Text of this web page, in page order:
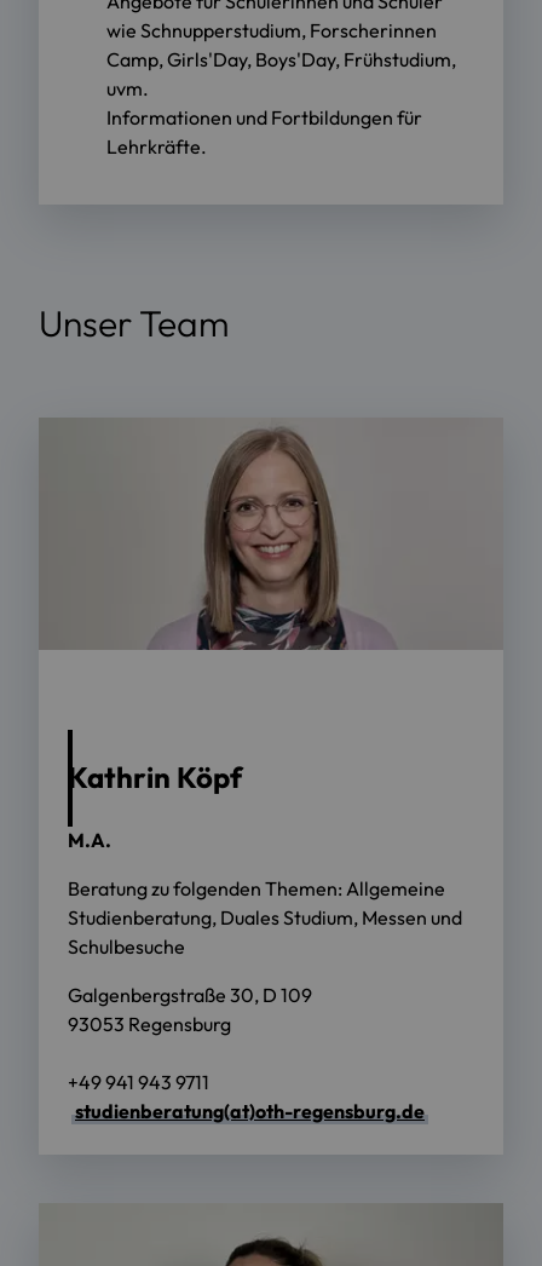
wie Schnupperstudium, Forscherinnen
Camp, Girls'Day, Boys'Day, Frühstudium,
uvm.
Informationen und Fortbildungen für
Lehrkräfte.
Unser Team
Kathrin Köpf
M.A.
Beratung zu folgenden Themen: Allgemeine
Studienberatung, Duales Studium, Messen und
Schulbesuche
Galgenbergstraße 30, D 109
93053 Regensburg
+49 941 943 9711
studienberatung(at)oth-regensburg.de